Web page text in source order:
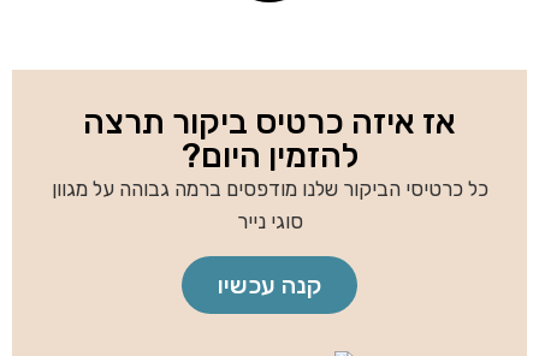
אז איזה כרטיס ביקור תרצה
להזמין היום?
כל כרטיסי הביקור שלנו מודפסים ברמה גבוהה על מגוון
סוגי נייר
קנה עכשיו